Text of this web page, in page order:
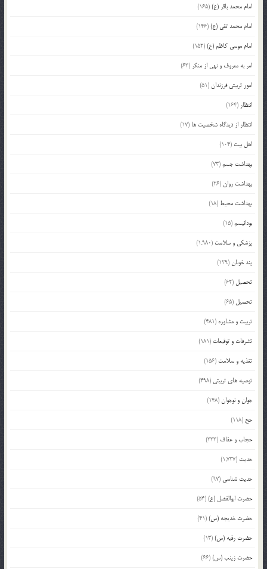
امام محمد باقر (ع)(165)
امام محمد تقی (ع)(146)
امام موسی کاظم (ع)(152)
امر به معروف و نهی از منکر (63)
امور تربیتی فرزندان(51)
انتظار (164)
انتظار از دیدگاه شخصیت ها (17)
اهل بیت (104)
بهداشت جسم(73)
بهداشت روان(26)
بهداشت محیط (18)
بودائیسم(15)
پزشکی و سلامت (1,980)
پند خوبان(129)
تحصیل (62)
تحصیل (65)
تربیت و مشاوره (481)
تشرفات و توقیعات (181)
تغذیه و سلامت (156)
توصیه های تربیتی (498)
جوان و نوجوان(148)
حج (118)
حجاب و عفاف (333)
حدیث (1,737)
حدیث شناسی (97)
حضرت ابوالفضل (ع)(54)
حضرت خدیجه (س)(41)
حضرت رقیه (س)(13)
حضرت زینب (س)(66)